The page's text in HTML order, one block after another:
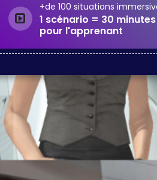
+de 100 situations
1 scénario = 30
pour l'apprenant